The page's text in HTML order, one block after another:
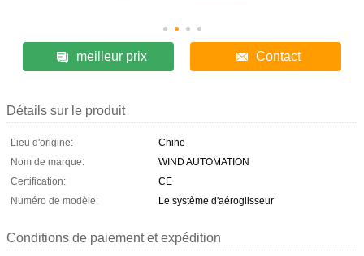
meilleur prix Contact
Détails sur le produit
Lieu d'origine:
Chine
Nom de marque:
WIND AUTOMATION
Certification:
CE
Numéro de modèle:
Le système d'aéroglisseur
Conditions de paiement et expédition